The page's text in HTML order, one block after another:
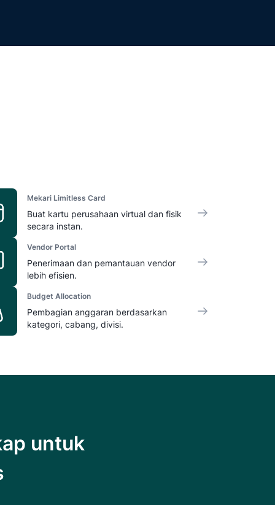
Mekari Limitless Card
Buat kartu perusahaan virtual dan fisik
secara instan.
Vendor Portal
Penerimaan dan pemantauan vendor
lebih efisien.
Budget Allocation
Pembagian anggaran berdasarkan
kategori, cabang, divisi.
untuk